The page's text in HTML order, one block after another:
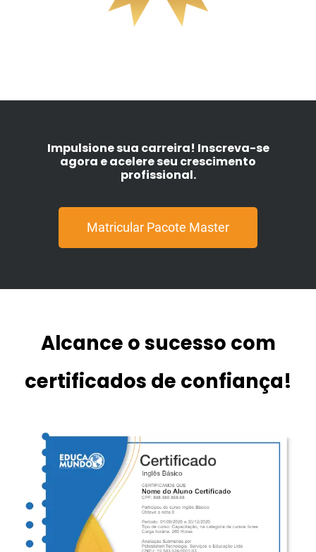
Impulsione sua carreira! Inscreva-se
agora e acelere seu crescimento
profissional.
Matricular Pacote Master
Alcance o sucesso com
certificados de confiança!